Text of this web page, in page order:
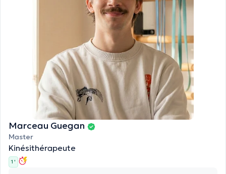
Marceau Guegan
Master
Kinésithérapeute
1 '